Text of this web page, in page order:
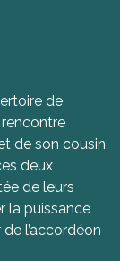
de
de son cousin
deux
de leurs
la puissance
l’accordéon